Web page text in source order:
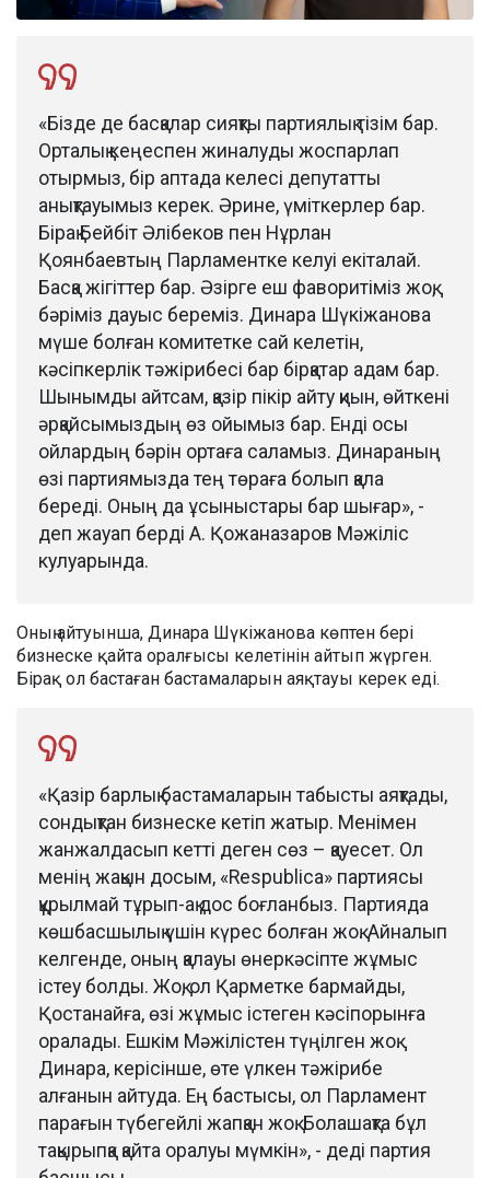
«Бізде де басқалар сияқты партиялық тізім бар.
Орталық кеңеспен жиналуды жоспарлап
отырмыз, бір аптада келесі депутатты
анықтауымыз керек. Әрине, үміткерлер бар.
Бірақ Бейбіт Әлібеков пен Нұрлан
Қоянбаевтың Парламентке келуі екіталай.
Басқа жігіттер бар. Әзірге еш фаворитіміз жоқ,
бәріміз дауыс береміз. Динара Шүкіжанова
мүше болған комитетке сай келетін,
кәсіпкерлік тәжірибесі бар бірқатар адам бар.
Шынымды айтсам, қазір пікір айту қиын, өйткені
әрқайсымыздың өз ойымыз бар. Енді осы
ойлардың бәрін ортаға саламыз. Динараның
өзі партиямызда тең төраға болып қала
береді. Оның да ұсыныстары бар шығар», -
деп жауап берді А. Қожаназаров Мәжіліс
кулуарында.
Оның айтуынша, Динара Шүкіжанова көптен бері
бизнеске қайта оралғысы келетінін айтып жүрген.
Бірақ ол бастаған бастамаларын аяқтауы керек еді.
«Қазір барлық бастамаларын табысты аяқтады,
сондықтан бизнеске кетіп жатыр. Менімен
жанжалдасып кетті деген сөз – қауесет. Ол
менің жақын досым, «Respublica» партиясы
құрылмай тұрып-ақ дос боғланбыз. Партияда
көшбасшылық үшін күрес болған жоқ. Айналып
келгенде, оның қалауы өнеркәсіпте жұмыс
істеу болды. Жоқ, ол Қарметке бармайды,
Қостанайға, өзі жұмыс істеген кәсіпорынға
оралады. Ешкім Мәжілістен түңілген жоқ.
Динара, керісінше, өте үлкен тәжірибе
алғанын айтуда. Ең бастысы, ол Парламент
парағын түбегейлі жапқан жоқ. Болашақта бұл
тақырыпқа қайта оралуы мүмкін», - деді партия